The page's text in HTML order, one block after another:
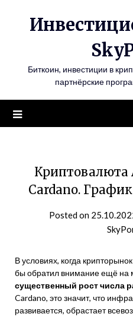
Биткоин, инвестиции в
партнёрские
Криптовалюта
Cardano.
Posted on
В условиях, когда
бы обратил внимание ещё на
существенный рост числа
Cardano, это значит, что
развивается, обрастает